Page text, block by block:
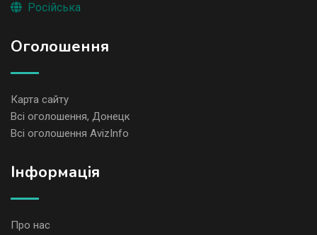
Російська
Оголошення
Карта сайту
Всі оголошення, Донецк
Всі оголошення AvizInfo
Iнформація
Про нас